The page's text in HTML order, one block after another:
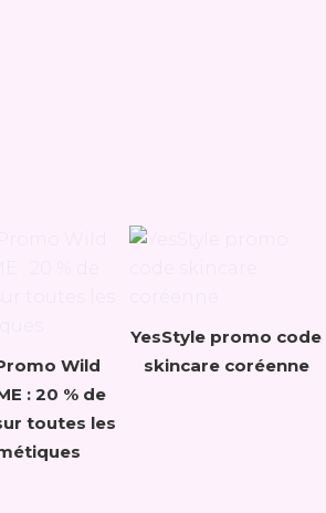
Wild
: 20 % de
toutes les
YesStyle promo code
skincare coréenne